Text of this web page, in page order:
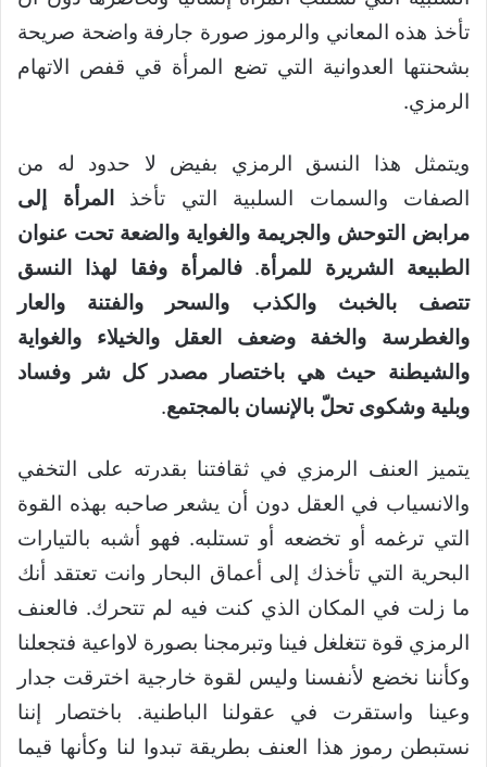
تأخذ هذه المعاني والرموز صورة جارفة واضحة صريحة
بشحنتها العدوانية التي تضع المرأة قي قفص الاتهام
الرمزي.
ويتمثل هذا النسق الرمزي بفيض لا حدود له من
الصفات والسمات السلبية التي تأخذ
المرأة إلى
مرابض التوحش والجريمة والغواية والضعة تحت عنوان
الطبيعة الشريرة للمرأة.فالمرأة وفقا لهذا النسق
تتصف بالخبث والكذب والسحر والفتنة والعار
والغطرسة والخفة وضعف العقل والخيلاء والغواية
والشيطنة حيث هي باختصار مصدر كل شر وفساد
وبلية وشكوى تحلّ بالإنسان بالمجتمع.
يتميز العنف الرمزي في ثقافتنا بقدرته على التخفي
والانسياب في العقل دون أن يشعر صاحبه بهذه القوة
التي ترغمه أو تخضعه أو تستلبه. فهو أشبه بالتيارات
البحرية التي تأخذك إلى أعماق البحار وانت تعتقد أنك
ما زلت في المكان الذي كنت فيه لم تتحرك. فالعنف
الرمزي قوة تتغلغل فينا وتبرمجنا بصورة لاواعية فتجعلنا
وكأننا نخضع لأنفسنا وليس لقوة خارجية اخترقت جدار
وعينا واستقرت في عقولنا الباطنية. باختصار إننا
نستبطن رموز هذا العنف بطريقة تبدوا لنا وكأنها قيما